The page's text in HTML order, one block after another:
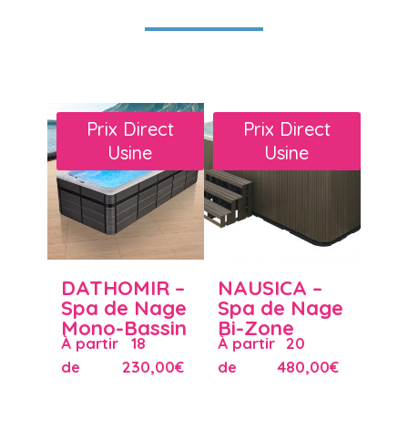
Prix Direct
Usine
DATHOMIR –
Spa de Nage
Mono-Bassin
À partir
de
18
230,00€
Prix Direct
Usine
NAUSICA –
Spa de Nage
Bi-Zone
À partir
de
20
480,00€